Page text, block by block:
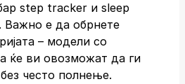
step tracker и sleep
Важно е да обрнете
– модели со
ќе ви овозможат да ги
често полнење.